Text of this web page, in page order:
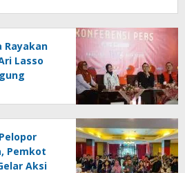
Rayakan
Lasso
Pemkot
Aksi